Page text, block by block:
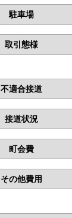
駐車場
取引態様
不適合接道
接道状況
町会費
その他費用